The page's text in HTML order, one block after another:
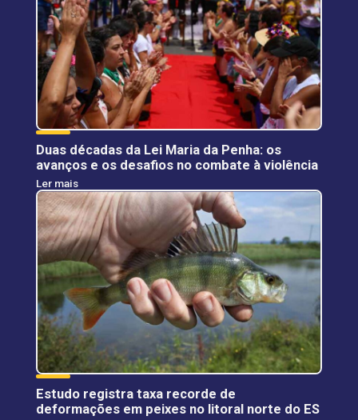
Duas décadas da Lei Maria da Penha: os
avanços e os desafios no combate à violência
Ler mais
Estudo registra taxa recorde de
deformações em peixes no litoral norte do ES